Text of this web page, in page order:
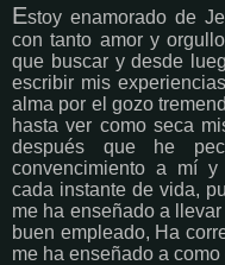
Estoy enamorado de
con tanto amor y
que buscar y desde
escribir mis
alma por el gozo
hasta ver como seca
después que he
convencimiento a mí y
cada instante de vida,
me ha enseñado a
buen empleado, Ha
me ha enseñado a